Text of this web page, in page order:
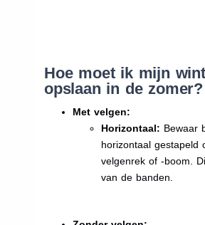
Hoe moet ik mijn
opslaan in de zomer?
Met velgen:
Horizontaal: Bewaar
horizontaal gestapeld
velgenrek of -boom.
van de banden.